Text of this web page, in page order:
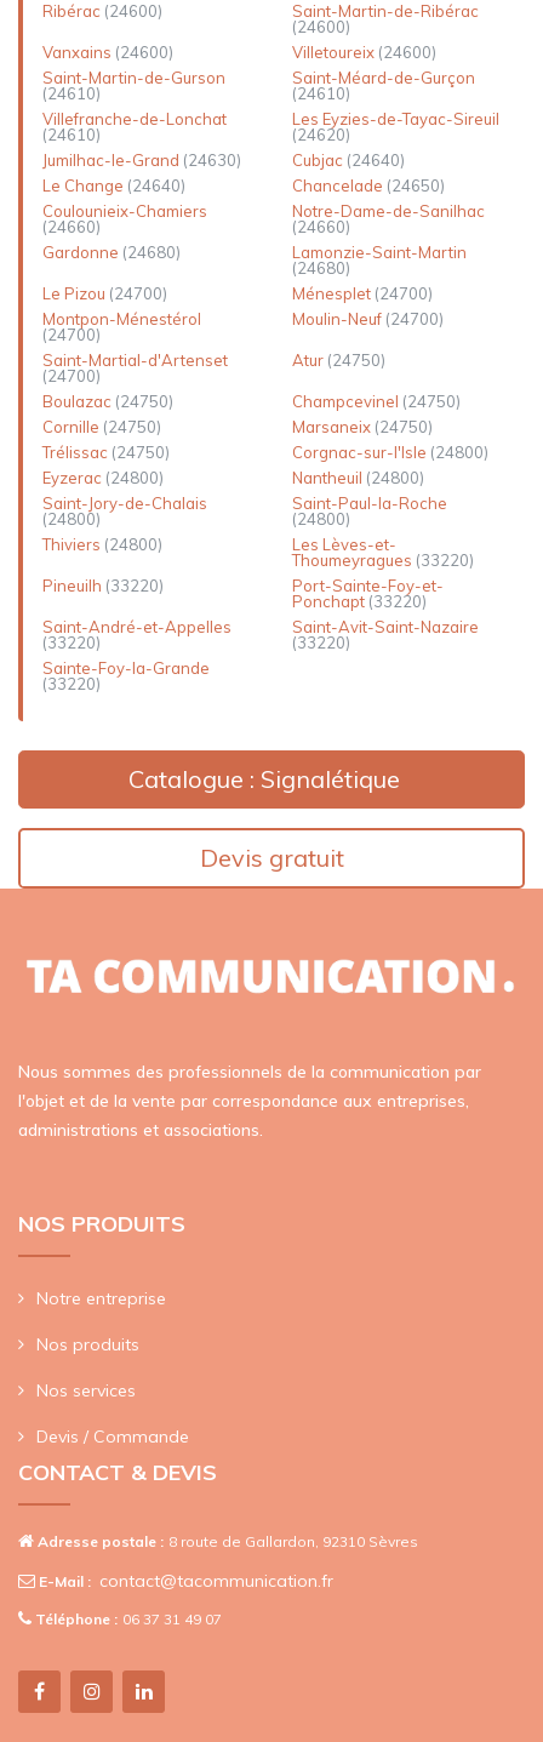
Ribérac (24600)
Saint-Martin-de-Ribérac
(24600)
Vanxains (24600) Villetoureix (24600)
Saint-Martin-de-Gurson
(24610)
Saint-Méard-de-Gurçon
(24610)
Villefranche-de-Lonchat
(24610)
Les Eyzies-de-Tayac-Sireuil
(24620)
Jumilhac-le-Grand (24630) Cubjac (24640)
Le Change (24640) Chancelade (24650)
Coulounieix-Chamiers
(24660)
Notre-Dame-de-Sanilhac
(24660)
Gardonne (24680)
Lamonzie-Saint-Martin
(24680)
Le Pizou (24700) Ménesplet (24700)
Montpon-Ménestérol
(24700)
Moulin-Neuf (24700)
Saint-Martial-d'Artenset
(24700)
Atur (24750)
Boulazac (24750) Champcevinel (24750)
Cornille (24750) Marsaneix (24750)
Trélissac (24750) Corgnac-sur-l'Isle (24800)
Eyzerac (24800) Nantheuil (24800)
Saint-Jory-de-Chalais
(24800)
Saint-Paul-la-Roche
(24800)
Thiviers (24800)
Les Lèves-et-
Thoumeyragues (33220)
Pineuilh (33220)
Port-Sainte-Foy-et-
Ponchapt (33220)
Saint-André-et-Appelles
(33220)
Saint-Avit-Saint-Nazaire
(33220)
Sainte-Foy-la-Grande
(33220)
Catalogue : Signalétique
Devis gratuit
Nous sommes des professionnels de la communication par
l'objet et de la vente par correspondance aux entreprises,
administrations et associations.
NOS PRODUITS
Notre entreprise
Nos produits
Nos services
Devis / Commande
CONTACT & DEVIS
Adresse postale : 8 route de Gallardon, 92310 Sèvres
E-Mail : contact@tacommunication.fr
Téléphone : 06 37 31 49 07